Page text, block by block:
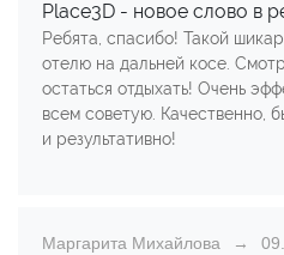
Place3D - новое слово в
Ребята, спасибо! Такой
отелю на дальней косе.
остаться отдыхать! Очень
всем советую. Качественно,
и результативно!
Маргарита Михайлова